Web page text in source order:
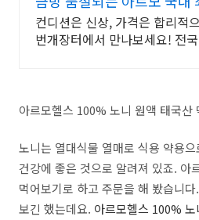
브랜드 중고거래
컨디션은 신상, 가격은 합리적
번개장터에서 만나보세요! 전
아르모헬스 100% 노니 원액 태국산
노니는 열대식물 열매로 식용 약용
건강에 좋은 것으로 알려져 있죠. 아
먹어보기로 하고 주문을 해 봤습니
보긴 했는데요. 아르모헬스 100%